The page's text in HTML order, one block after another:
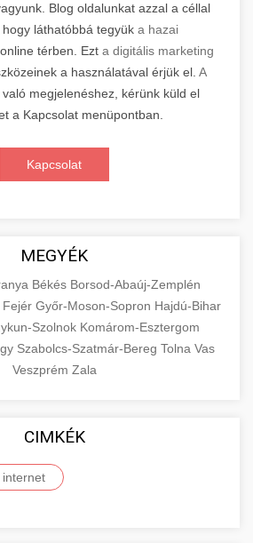
Blog oldalunkat azzal a céllal
láthatóbbá tegyük a hazai
térben. Ezt a digitális marketing
a használatával érjük el. A
megjelenéshez, kérünk küld el
a Kapcsolat menüpontban.
Kapcsolat
MEGYÉK
Békés Borsod-Abaúj-Zemplén
Fejér Győr-Moson-Sopron Hajdú-Bihar
Szolnok Komárom-Esztergom
Szabolcs-Szatmár-Bereg Tolna Vas
Veszprém Zala
CIMKÉK
internet